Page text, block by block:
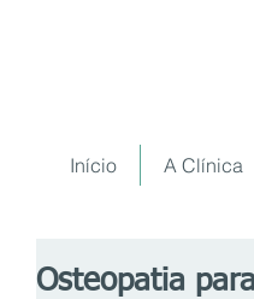
Início A Clínica
Osteopatia